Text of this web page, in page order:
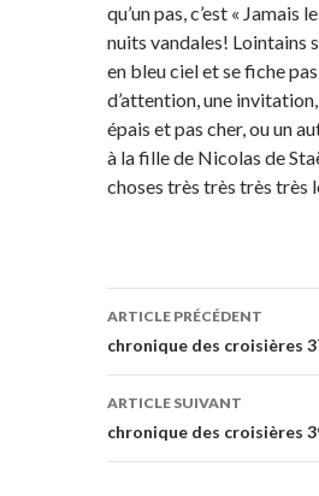
qu’un pas, c’est « Jamais
nuits vandales! Lointains
en bleu ciel et se fiche
d’attention, une
épais et pas cher, ou un
à la fille de Nicolas de
choses très très très très
Navigation
des
articles
ARTICLE PRÉCÉDENT
chronique des croisières
ARTICLE SUIVANT
chronique des croisières